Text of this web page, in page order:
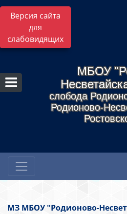
Версия сайта
для
слабовидящих
МБОУ
слобода
Родионово-
МЗ МБОУ "Родионово-